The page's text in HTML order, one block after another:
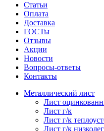
Статьи
Оплата
Доставка
ГОСТы
Отзывы
Акции
Новости
Вопросы-ответы
Контакты
Металлический лист
Лист
Лист г/к
Лист г/к
Лист г/к